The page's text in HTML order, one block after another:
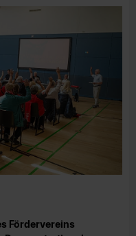
Fördervereins